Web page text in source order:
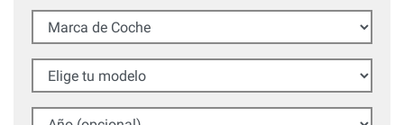
Marca de Coche
Elige tu modelo
Año (opcional)